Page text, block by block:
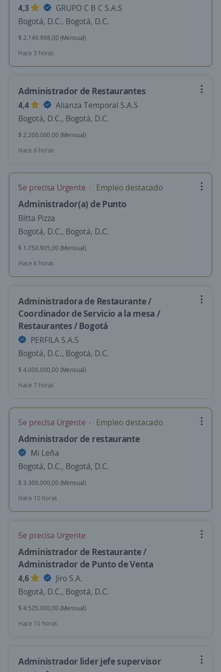
4,3
GRUPO C B C S.A.S
Bogotá, D.C., Bogotá, D.C.
$ 2.149.998,00 (Mensual)
Hace 3 horas
Administrador de Restaurantes
4,4
Alianza Temporal S.A.S
Bogotá, D.C., Bogotá, D.C.
$ 2.200.000,00 (Mensual)
Hace 6 horas
Se precisa Urgente Empleo destacado
Administrador(a) de Punto
Bitta Pizza
Bogotá, D.C., Bogotá, D.C.
$ 1.750.905,00 (Mensual)
Hace 6 horas
Administradora de Restaurante /
Coordinador de Servicio a la mesa /
Restaurantes / Bogotá
PERFILA S.A.S
Bogotá, D.C., Bogotá, D.C.
$ 4.000.000,00 (Mensual)
Hace 7 horas
Se precisa Urgente Empleo destacado
Administrador de restaurante
Mi Leña
Bogotá, D.C., Bogotá, D.C.
$ 3.300.000,00 (Mensual)
Hace 10 horas
Se precisa Urgente
Administrador de Restaurante /
Administrador de Punto de Venta
4,6
Jiro S.A.
Bogotá, D.C., Bogotá, D.C.
$ 4.525.000,00 (Mensual)
Hace 10 horas
Administrador lider jefe supervisor